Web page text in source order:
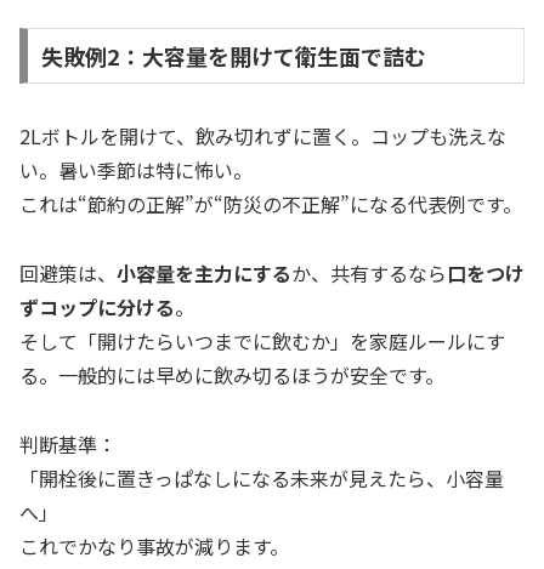
失敗例2：大容量を開けて衛生面で詰む
2Lボトルを開けて、飲み切れずに置く。コップも洗えな
い。暑い季節は特に怖い。
これは“節約の正解”が“防災の不正解”になる代表例です。
回避策は、 小容量を主力にするか、共有するなら口をつけ
ずコップに分ける。
そして「開けたらいつまでに飲むか」を家庭ルールにす
る。一般的には早めに飲み切るほうが安全です。
判断基準：
「開栓後に置きっぱなしになる未来が見えたら、小容量
へ」
これでかなり事故が減ります。